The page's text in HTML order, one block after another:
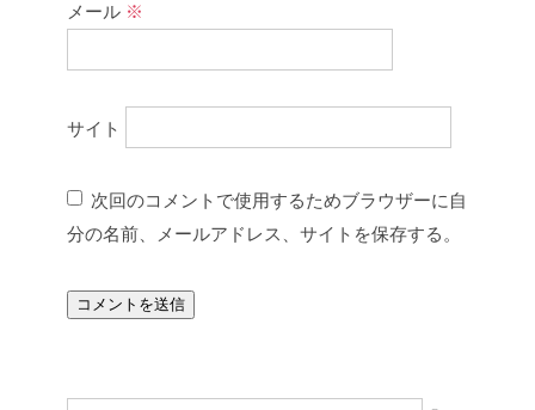
メール ※
サイト
次回のコメントで使用するためブラウザーに自
分の名前、メールアドレス、サイトを保存する。